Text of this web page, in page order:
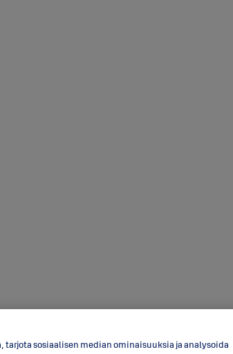
sosiaalisen median ominaisuuksia ja analysoida